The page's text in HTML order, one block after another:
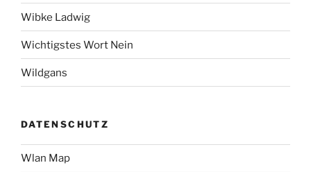
Wibke Ladwig
Wichtigstes Wort Nein
Wildgans
DATENSCHUTZ
Wlan Map